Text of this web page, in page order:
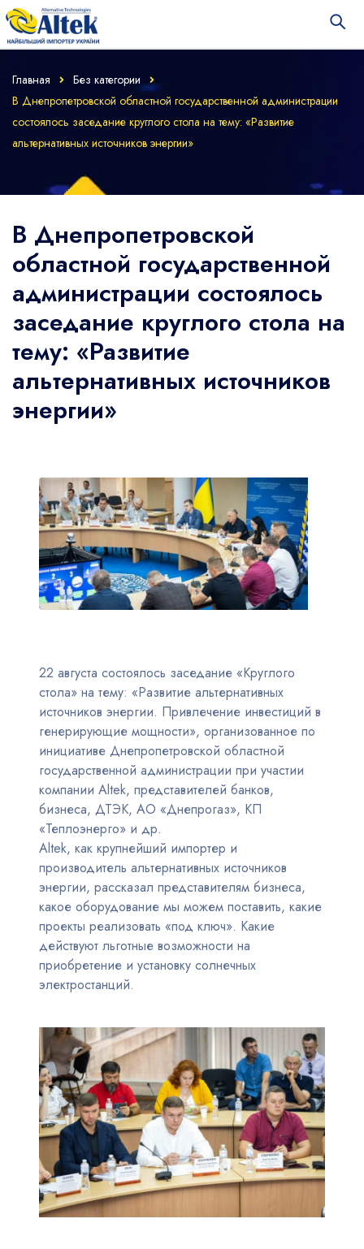
Главная
Без категории
В Днепропетровской областной государственной администрации
состоялось заседание круглого стола на тему: «Развитие
альтернативных источников энергии»
В Днепропетровской
областной государственной
администрации состоялось
заседание круглого стола на
тему: «Развитие
альтернативных источников
энергии»
22 августа состоялось заседание «Круглого
стола» на тему: «Развитие альтернативных
источников энергии. Привлечение инвестиций в
генерирующие мощности», организованное по
инициативе Днепропетровской областной
государственной администрации при участии
компании Altek, представителей банков,
бизнеса, ДТЭК, АО «Днепрогаз», КП
«Теплоэнерго» и др.
Altek, как крупнейший импортер и
производитель альтернативных источников
энергии, рассказал представителям бизнеса,
какое оборудование мы можем поставить, какие
проекты реализовать «под ключ». Какие
действуют льготные возможности на
приобретение и установку солнечных
электростанций.